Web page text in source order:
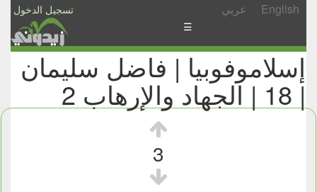
تسجيل الدخول عربي English
الأخبار
الأسئلة
والمشاركات
☰
إسلاموفوبيا | فاضل سليمان
| 18 | الجهاد والإرهاب 2
3